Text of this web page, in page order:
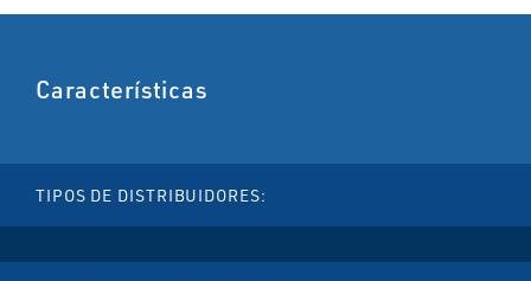
Características
TIPOS DE DISTRIBUIDORES: